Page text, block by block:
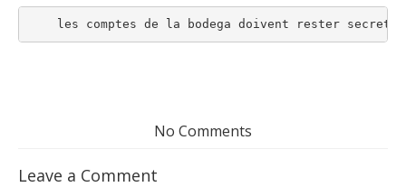
les comptes de la bodega doivent rester
No Comments
Leave a Comment